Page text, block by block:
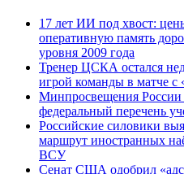
17 лет ИИ под хвост:
оперативную память
уровня 2009 года
Тренер ЦСКА остался
игрой команды в матче с
Минпросвещения России
федеральный перечень
Российские силовики
маршрут иностранных
ВСУ
Сенат США одобрил